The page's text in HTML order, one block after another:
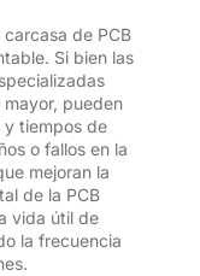
de PCB
Si bien las
pueden
y tiempos de
o fallos en la
mejoran la
de la PCB
vida útil de
la frecuencia